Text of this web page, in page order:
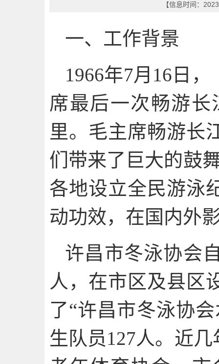
【信息时间：
一、工作背景
1966年7月16日
席最后一次畅游长
里。毛主席畅游长
们带来了巨大的鼓
各地设立全民游泳
动功效，在国内外
许昌市冬泳协会
人，在市区及县区
了“许昌市冬泳协
生队员127人。近